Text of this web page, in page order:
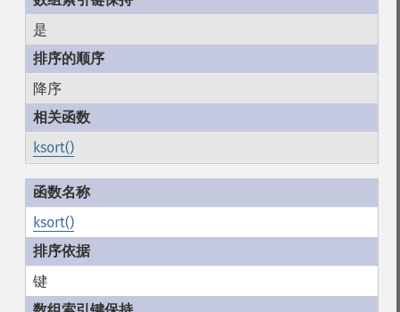
是
降序
ksort()
ksort()
键